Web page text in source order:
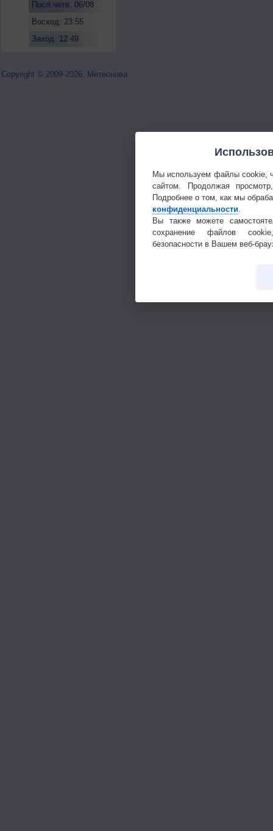
Посл.четв. 06/08
Восход: 23:55
Заход: 12:49
Copyright © 2009-2026, Метеонова
Мы используем файлы cookie,
сайтом. Продолжая
Подробнее о том, как мы
конфиденциальности.
Вы также можете
сохранение файлов
безопасности в Вашем веб-